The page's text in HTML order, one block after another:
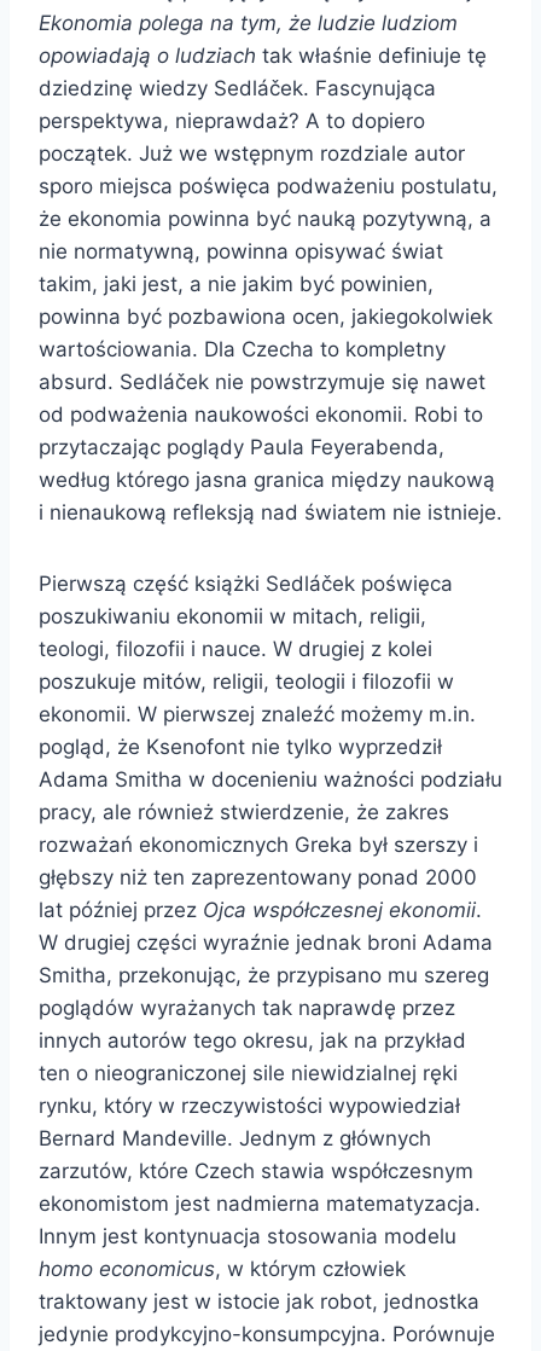
Ekonomia polega na tym, że ludzie ludziom
opowiadają o ludziach tak właśnie definiuje tę
dziedzinę wiedzy Sedláček. Fascynująca
perspektywa, nieprawdaż? A to dopiero
początek. Już we wstępnym rozdziale autor
sporo miejsca poświęca podważeniu postulatu,
że ekonomia powinna być nauką pozytywną, a
nie normatywną, powinna opisywać świat
takim, jaki jest, a nie jakim być powinien,
powinna być pozbawiona ocen, jakiegokolwiek
wartościowania. Dla Czecha to kompletny
absurd. Sedláček nie powstrzymuje się nawet
od podważenia naukowości ekonomii. Robi to
przytaczając poglądy Paula Feyerabenda,
według którego jasna granica między naukową
i nienaukową refleksją nad światem nie istnieje.
Pierwszą część książki Sedláček poświęca
poszukiwaniu ekonomii w mitach, religii,
teologi, filozofii i nauce. W drugiej z kolei
poszukuje mitów, religii, teologii i filozofii w
ekonomii. W pierwszej znaleźć możemy m.in.
pogląd, że Ksenofont nie tylko wyprzedził
Adama Smitha w docenieniu ważności podziału
pracy, ale również stwierdzenie, że zakres
rozważań ekonomicznych Greka był szerszy i
głębszy niż ten zaprezentowany ponad 2000
lat później przez Ojca współczesnej ekonomii.
W drugiej części wyraźnie jednak broni Adama
Smitha, przekonując, że przypisano mu szereg
poglądów wyrażanych tak naprawdę przez
innych autorów tego okresu, jak na przykład
ten o nieograniczonej sile niewidzialnej ręki
rynku, który w rzeczywistości wypowiedział
Bernard Mandeville. Jednym z głównych
zarzutów, które Czech stawia współczesnym
ekonomistom jest nadmierna matematyzacja.
Innym jest kontynuacja stosowania modelu
homo economicus, w którym człowiek
traktowany jest w istocie jak robot, jednostka
jedynie prodykcyjno-konsumpcyjna. Porównuje